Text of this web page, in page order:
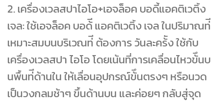
2.เครื่องเวลสปาไอโอ+เอจล็อค บอดี้แอคติเวติ้ง
เจล: ใช้เอจล็อค บอด้ี แอคติเวติ้ง เจล ในปริมาณท่ี
เหมาะสมบนบริเวณท่ี ต้องการ วันละคร้ัง ใช้กับ
เครื่องเวลสปา ไอโอ โดยเน้นที่การเคลื่อนไหวข้ึนบ
นพื้นท่ีด้านใน ให้เลื่อนอุปกรณ์ข้ึนตรงๆ หรือนวด
เป็นวงกลมช้าๆ ขึ้นด้านบน และค่อยๆ กลับสู่จุด